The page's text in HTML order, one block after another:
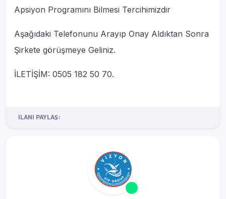
Apsiyon Programını Bilmesi Tercihimizdir
Aşağıdaki Telefonunu Arayıp Onay Aldıktan Sonra
Şirkete görüşmeye Geliniz.
İLETİŞİM: 0505 182 50 70.
İLANI PAYLAŞ: